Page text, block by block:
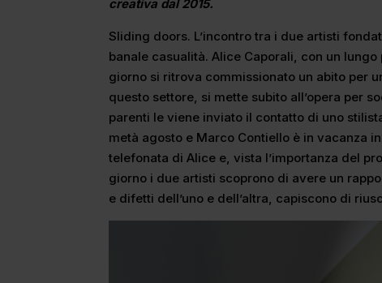
creativa dal 2015.
Sliding doors. L’incontro tra i due artisti
banale casualità. Alice Caporali, con un
giorno si ritrova commissionato un abito per
questo settore, si mette subito all’opera per
parenti le viene inviato il contatto di uno
metà agosto e Marco Contiello è in vacanza
telefonata di Alice e, vista l’importanza del
giorno i due artisti scoprono di avere un
e difetti dell’uno e dell’altra, capiscono di